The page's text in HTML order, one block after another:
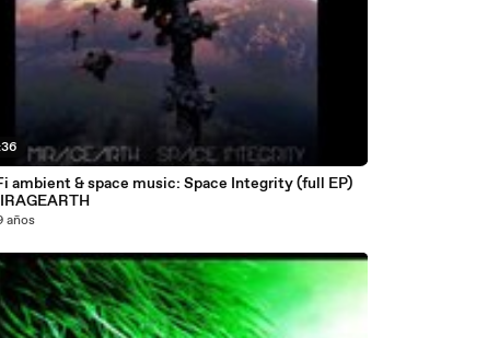
ambient & space music: Space Integrity (full EP)
años